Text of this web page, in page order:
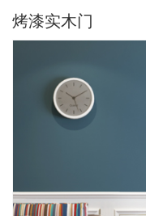
烤漆实木门